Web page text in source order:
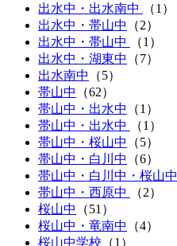
出水中・出水南中
（1 ）
出水中・帯山中
（2）
出水中・帯山中
（1 ）
出水中・湖東中
（7）
出水南中
（5）
帯山中
（62）
帯山中・出水中
（1 ）
帯山中・出水中
（1 ）
帯山中・桜山中
（5）
帯山中・白川中
（6）
帯山中・白川中・桜山中
帯山中・西原中
（2）
桜山中
（51 ）
桜山中・竜南中
（4）
桜山中学校 （1）